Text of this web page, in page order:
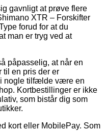
gavnligt at prøve flere
XTR – Forskifter
forud for at du
man er tryg ved at
påpasselig, at når en
til en pris der er
i nogle tilfælde være en
Kortbestillinger er ikke
som bistår dig som
kort eller MobilePay. Som